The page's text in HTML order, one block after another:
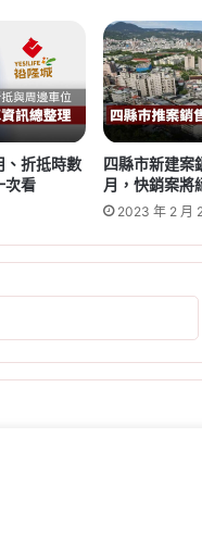
2 大社會住宅啟
誠聖近 1800 戶招
會住宅,桃園租屋,社會住宅
、折抵時數
次看
四縣市新建案
月，快銷案將
2023 年 2 月